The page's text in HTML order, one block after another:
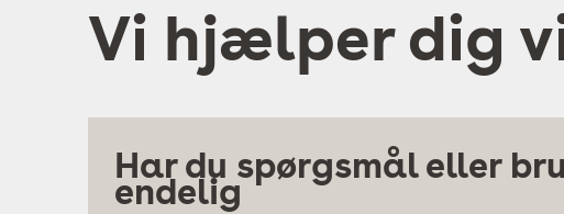
Vi hjælper dig
Har du spørgsmål eller
endelig